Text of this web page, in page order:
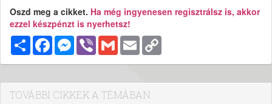
Oszd meg a cikket. Ha még ingyenesen regisztrálsz is, akkor
ezzel készpénzt is nyerhetsz!
MegosztásFacebookMessenger
Viber Gmail Email
TOVÁBBI CIKKEK A TÉMÁBAN